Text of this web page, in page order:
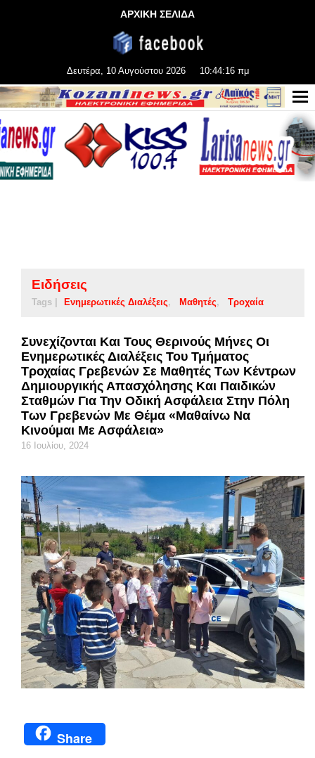
ΑΡΧΙΚΗ ΣΕΛΙΔΑ
Δευτέρα, 10 Αυγούστου 2026 10:44:16 πμ
Ειδήσεις
Tags | Ενημερωτικές Διαλέξεις Μαθητές Τροχαία
Συνεχίζονται Και Τους Θερινούς Μήνες Οι
Ενημερωτικές Διαλέξεις Του Τμήματος
Τροχαίας Γρεβενών Σε Μαθητές Των Κέντρων
Δημιουργικής Απασχόλησης Και Παιδικών
Σταθμών Για Την Οδική Ασφάλεια Στην Πόλη
Των Γρεβενών Με Θέμα «Μαθαίνω Να
Κινούμαι Με Ασφάλεια»
16 Ιουλίου, 2024
Share